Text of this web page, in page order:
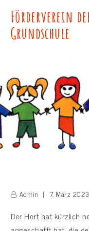
content
Förderverein
Grundschule
Admin 7. März 2023
Der Hort hat kürzlich